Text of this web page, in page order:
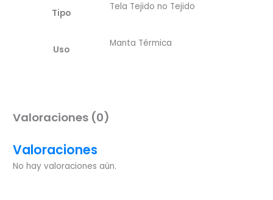
Tipo
Tela Tejido no Tejido
Uso
Manta Térmica
Valoraciones (0)
Valoraciones
No hay valoraciones aún.